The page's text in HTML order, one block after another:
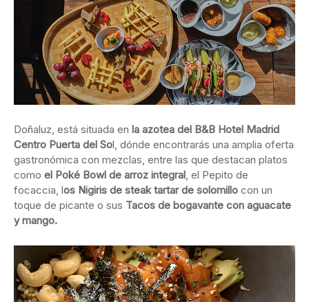
Doñaluz, está situada en la azotea del B&B Hotel Madrid
Centro Puerta del Sol, dónde encontrarás una amplia oferta
gastronómica con mezclas, entre las que destacan platos
como el Poké Bowl de arroz integral, el Pepito de
focaccia, los Nigiris de steak tartar de solomillo con un
toque de picante o sus Tacos de bogavante con aguacate
y mango.